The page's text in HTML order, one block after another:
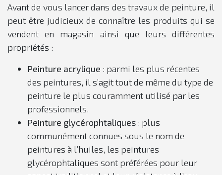
Avant de vous lancer dans des travaux de peinture, il
peut être judicieux de connaître les produits qui se
vendent en magasin ainsi que leurs différentes
propriétés :
Peinture acrylique : parmi les plus récentes
des peintures, il s’agit tout de même du type de
peinture le plus couramment utilisé par les
professionnels.
Peinture glycérophtaliques : plus
communément connues sous le nom de
peintures à l’huiles, les peintures
glycérophtaliques sont préférées pour leur